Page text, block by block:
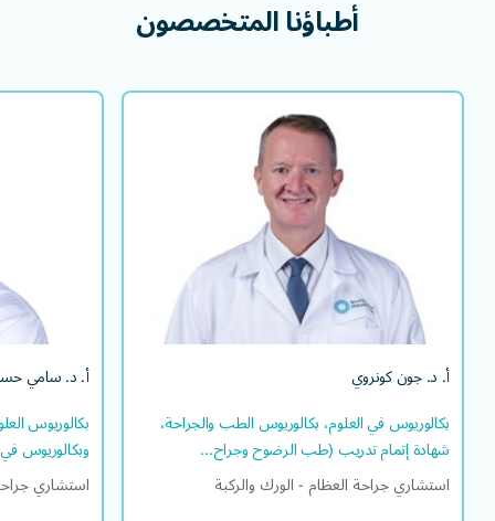
أطباؤنا المتخصصون
أ. د. جون كونروي
بكالوريوس في العلوم، بكالوريوس الطب والجراحة،
شهادة إتمام تدريب (طب الرضوح وجراح...
استشاري جراحة العظام - الورك والركبة
بكالوريوس في العلوم، بكالوريوس الطب والجراحة،
شهادة إتمام تدريب (طب الرضوح وجراحة العظام)،
زمالة الكلية الملكية للجراحين، زمالة الكلية الملكية
للجراحين (طب الرضوح وجراحة العظام)، ماجستير
في العلوم
استشاري جراحة العظام - الورك والركبة
أ. د. سامي
بكالوريوس
وبكالوريوس
استشاري